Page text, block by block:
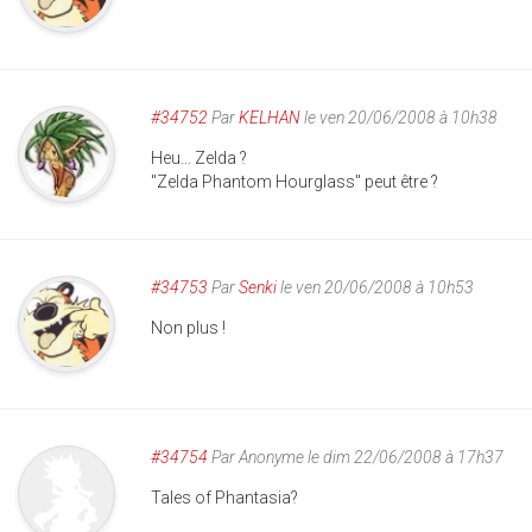
#34752 ParKELHANle ven 20/06/2008 à 10h38
Heu... Zelda ?
"Zelda Phantom Hourglass" peut être ?
#34753 ParSenkile ven 20/06/2008 à 10h53
Non plus !
#34754 ParAnonymele dim 22/06/2008 à 17h37
Tales of Phantasia?